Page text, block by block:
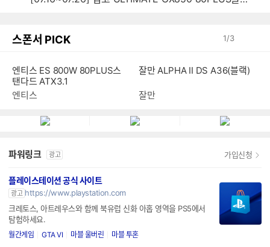
스폰서 PICK 1/3
엔티스 ES 800W 80PLUS스
탠다드 ATX3.1
엔티스
잘만 ALPHA II DS A36(블랙)
잘만
파워링크 광고 가입신청
플레이스테이션 공식 사이트
광고 https://www.playstation.com
크레토스, 아트레우스와 함께 북유럽 신화 아홉 영역을 PS5에서
탐험하세요.
월간게임 GTA VI 마블 울버린 마블 투혼